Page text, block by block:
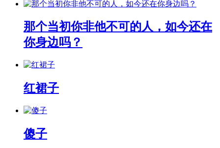
那个当初你非他不可的人，如今还在
你身边吗？
红裙子
傻子